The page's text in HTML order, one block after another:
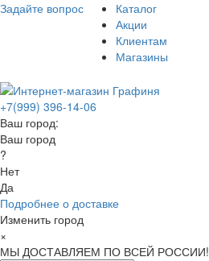
Задайте вопрос
Каталог
Акции
Клиентам
Магазины
+7(999) 396-14-06
Ваш город:
Ваш город
?
Нет
Да
Подробнее о доставке
Изменить город
×
МЫ ДОСТАВЛЯЕМ ПО ВСЕЙ РОССИИ!